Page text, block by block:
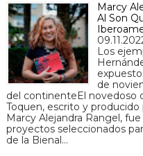
Marcy
Al Son
Los
de
del continenteEl novedoso
Toquen, escrito y
Marcy Alejandra Rangel,
proyectos seleccionados
de la Bienal…